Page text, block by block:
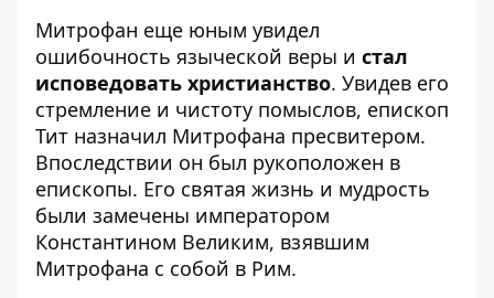
Митрофан еще юным увидел
ошибочность языческой веры и стал
исповедовать христианство. Увидев его
стремление и чистоту помыслов, епископ
Тит назначил Митрофана пресвитером.
Впоследствии он был рукоположен в
епископы. Его святая жизнь и мудрость
были замечены императором
Константином Великим, взявшим
Митрофана с собой в Рим.